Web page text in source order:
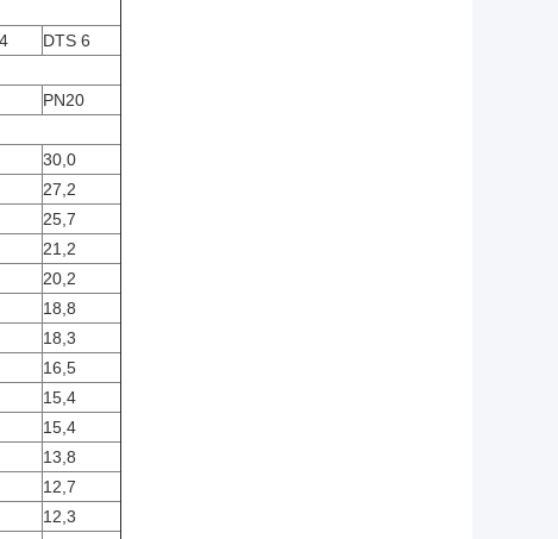
DTS 6
PN20
30,0
27,2
25,7
21,2
20,2
18,8
18,3
16,5
15,4
15,4
13,8
12,7
12,3